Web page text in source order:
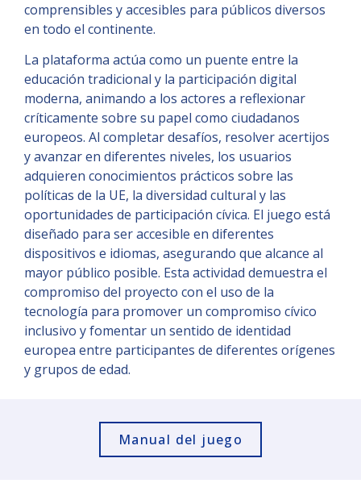
comprensibles y accesibles para públicos diversos
en todo el continente.
La plataforma actúa como un puente entre la
educación tradicional y la participación digital
moderna, animando a los actores a reflexionar
críticamente sobre su papel como ciudadanos
europeos. Al completar desafíos, resolver acertijos
y avanzar en diferentes niveles, los usuarios
adquieren conocimientos prácticos sobre las
políticas de la UE, la diversidad cultural y las
oportunidades de participación cívica. El juego está
diseñado para ser accesible en diferentes
dispositivos e idiomas, asegurando que alcance al
mayor público posible. Esta actividad demuestra el
compromiso del proyecto con el uso de la
tecnología para promover un compromiso cívico
inclusivo y fomentar un sentido de identidad
europea entre participantes de diferentes orígenes
y grupos de edad.
Manual del juego